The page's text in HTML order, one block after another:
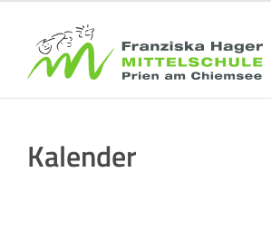
springen
Kalender